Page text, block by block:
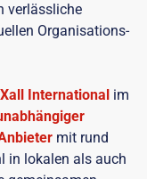
verlässliche
Organisations-
International im
mit rund
in lokalen als auch